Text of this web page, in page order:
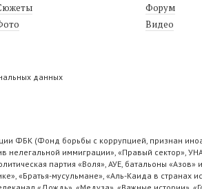
Форум
Видео
данных
ФБК (Фонд борьбы с коррупцией, признан
иммиграции», «Правый сектор»,
партия «Воля», АУЕ, батальоны
«Братья-мусульмане», «Аль-Каида в странах